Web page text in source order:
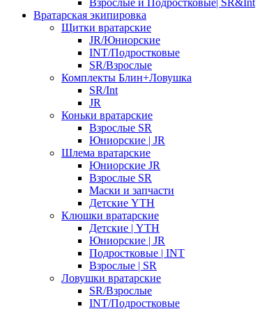
Взрослые и Подростковые| SR&Int
Вратарская экипировка
Щитки вратарские
JR/Юниорские
INT/Подростковые
SR/Взрослые
Комплекты Блин+Ловушка
SR/Int
JR
Коньки вратарские
Взрослые SR
Юниорские | JR
Шлема вратарские
Юниорские JR
Взрослые SR
Маски и запчасти
Детские YTH
Клюшки вратарские
Детские | YTH
Юниорские | JR
Подростковые | INT
Взрослые | SR
Ловушки вратарские
SR/Взрослые
INT/Подростковые